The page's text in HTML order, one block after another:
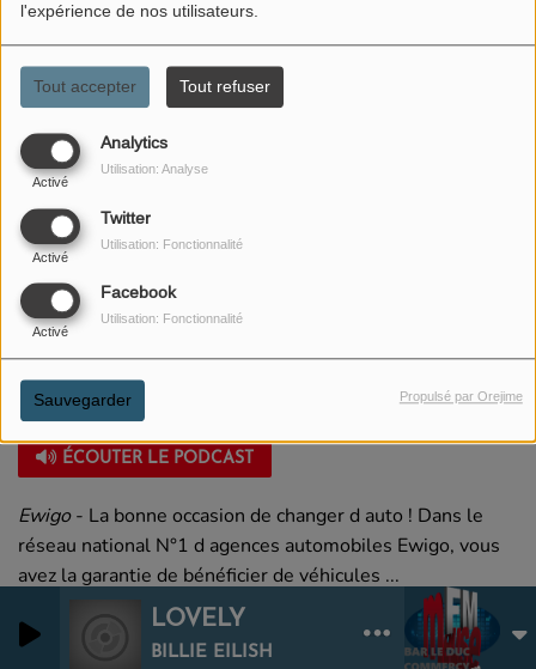
l'expérience de nos utilisateurs.
Tout accepter Tout refuser
Analytics
Activé
Utilisation: Analyse
Twitter
Activé
Utilisation: Fonctionnalité
Facebook
Activé
Utilisation: Fonctionnalité
Sauvegarder Propulsé par Orejime
LOVELY
BILLIE EILISH
0 0
30 JANVIER 2026
ÉCOUTER LE PODCAST
Ewigo- La bonne occasion de changer d auto ! Dans le
réseau national N°1 d agences automobiles Ewigo, vous
avez la garantie de bénéficier de véhicules ...